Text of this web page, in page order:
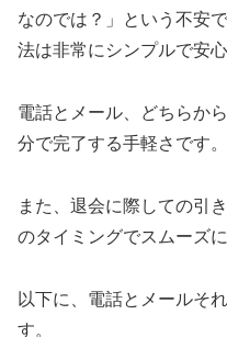
なのでは？」という不安
法は非常にシンプルで安
電話とメール、どちらか
分で完了する手軽さです。
また、退会に際しての引
のタイミングでスムーズ
以下に、電話とメールそ
す。